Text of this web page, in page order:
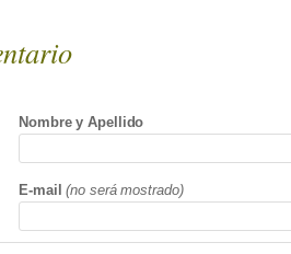
Nombre y Apellido
E-mail (no será mostrado)